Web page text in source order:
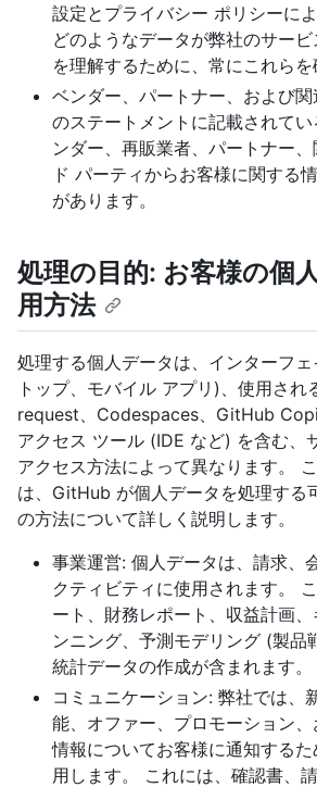
設定とプライバシー ポリシーに
どのようなデータが弊社のサー
を理解するために、常にこれらを
ベンダー、パートナー、および
のステートメントに記載されて
ンダー、再販業者、パートナー
ド パーティからお客様に関する
があります。
処理の目的: お客様の個
用方法
処理する個人データは、インターフ
トップ、モバイル アプリ)、使用され
request、Codespaces、GitHub
アクセス ツール (IDE など) を含む、
アクセス方法によって異なります。
は、GitHub が個人データを処理する
の方法について詳しく説明します。
事業運営: 個人データは、請求、
クティビティに使用されます。
ート、財務レポート、収益計画
ンニング、予測モデリング (製品
統計データの作成が含まれます。
コミュニケーション: 弊社では、
能、オファー、プロモーション
情報についてお客様に通知する
用します。 これには、確認書、